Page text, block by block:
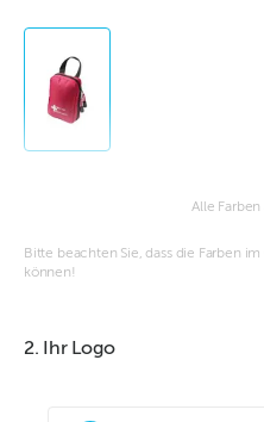
Alle
Bitte beachten Sie, dass die Farben
können!
2. Ihr Logo